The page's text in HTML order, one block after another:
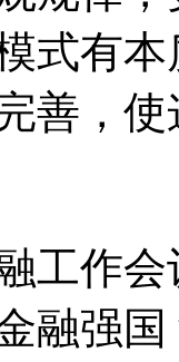
式有
善，
作会
融强